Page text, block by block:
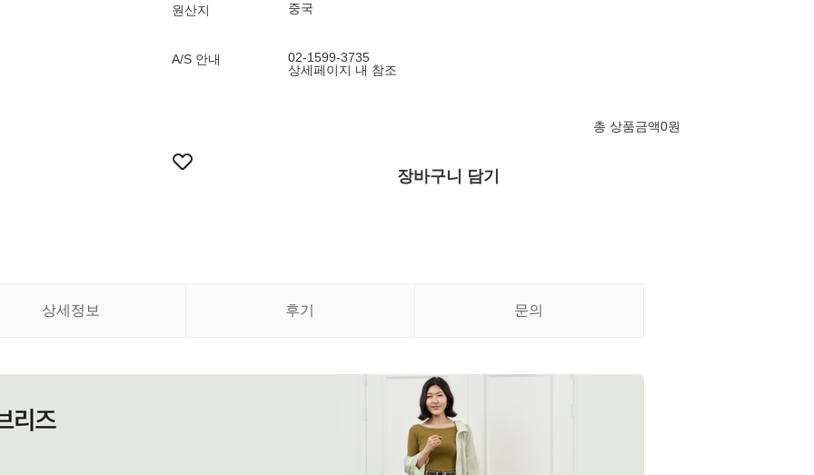
원산지 중국
A/S 안내
02-1599-3735
상세페이지 내 참조
총 상품금액0원
장바구니 담기
상세정보 후기 문의